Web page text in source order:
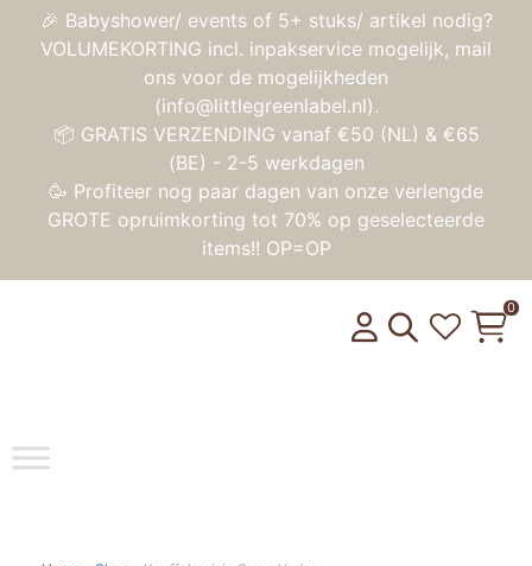
🎉 Babyshower/ events of 5+ stuks/ artikel nodig?
VOLUMEKORTING incl. inpakservice mogelijk, mail
ons voor de mogelijkheden
(info@littlegreenlabel.nl).
📦 GRATIS VERZENDING vanaf €50 (NL) & €65
(BE) - 2-5 werkdagen
🥳 Profiteer nog paar dagen van onze verlengde
GROTE opruimkorting tot 70% op geselecteerde
items!! OP=OP
Toggle
0